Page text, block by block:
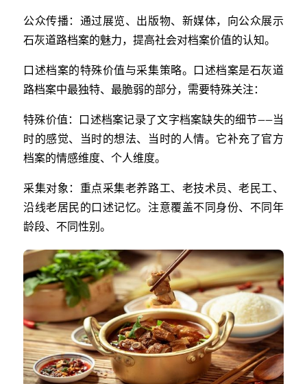
公众传播：通过展览、出版物、新媒体，向公众展示
石灰道路档案的魅力，提高社会对档案价值的认知。
口述档案的特殊价值与采集策略。口述档案是石灰道
路档案中最独特、最脆弱的部分，需要特殊关注：
特殊价值：口述档案记录了文字档案缺失的细节——当
时的感觉、当时的想法、当时的人情。它补充了官方
档案的情感维度、个人维度。
采集对象：重点采集老养路工、老技术员、老民工、
沿线老居民的口述记忆。注意覆盖不同身份、不同年
龄段、不同性别。